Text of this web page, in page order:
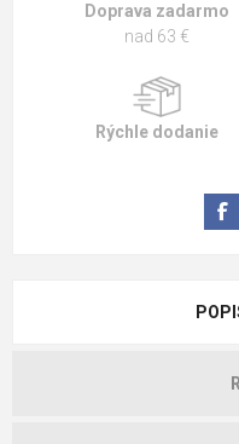
Doprava zadarmo
nad 63 €
Rýchle dodanie